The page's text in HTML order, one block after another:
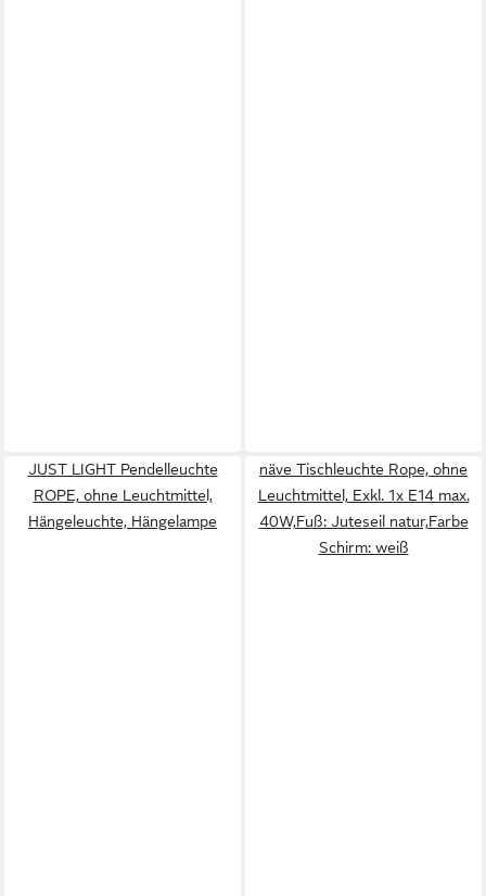
JUST LIGHT Pendelleuchte
ROPE, ohne Leuchtmittel,
Hängeleuchte, Hängelampe
näve Tischleuchte Rope, ohne
Leuchtmittel, Exkl. 1x E14 max.
40W,Fuß: Juteseil natur,Farbe
Schirm: weiß